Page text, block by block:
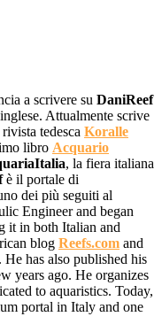
a scrivere su DaniReef
Attualmente scrive
tedesca Koralle
libro Acquario
, la fiera italiana
è il portale di
dei più seguiti al
Engineer and began
it in both Italian and
blog Reefs.com and
. He has also published his
years ago. He organizes
to aquaristics. Today,
portal in Italy and one